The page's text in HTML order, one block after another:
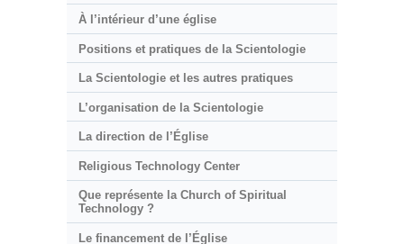
À l’intérieur d’une église
Positions et pratiques de la Scientologie
La Scientologie et les autres pratiques
L’organisation de la Scientologie
La direction de l’Église
Religious Technology Center
Que représente la Church of Spiritual
Technology ?
Le financement de l’Église